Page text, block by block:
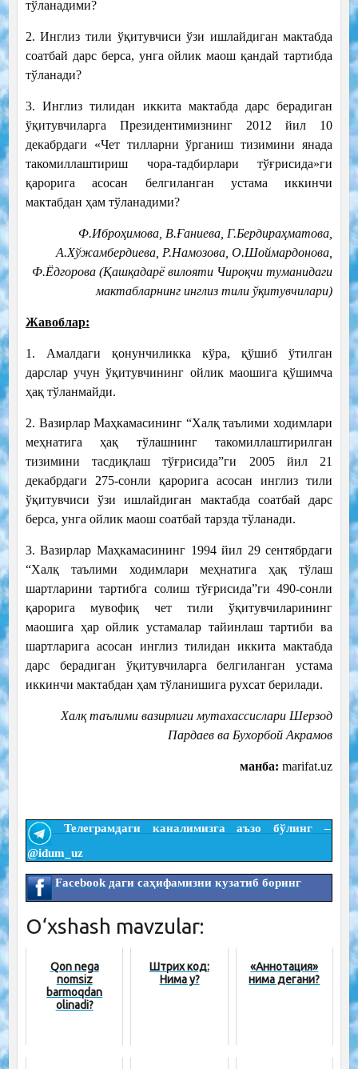
тўланадими?
2. Инглиз тили ўқитувчиси ўзи ишлайдиган мактабда
соатбай дарс берса, унга ойлик маош қандай тартибда
тўланади?
3. Инглиз тилидан иккита мактабда дарс берадиган
ўқитувчиларга Президентимизнинг 2012 йил 10
декабрдаги «Чет тилларни ўрганиш тизимини янада
такомиллаштириш чора-тадбирлари тўғрисида»ги
қарорига асосан белгиланган устама иккинчи
мактабдан ҳам тўланадими?
Ф.Иброҳимова, В.Ғаниева, Г.Бердираҳматова,
А.Хўжамбердиева, Р.Намозова, О.Шоймардонова,
Ф.Ёдгорова (Қашқадарё вилояти Чироқчи туманидаги
мактабларнинг инглиз тили ўқитувчилари)
Жавоблар:
1. Амалдаги қонунчиликка кўра, қўшиб ўтилган
дарслар учун ўқитувчининг ойлик маошига қўшимча
ҳақ тўланмайди.
2. Вазирлар Маҳкамасининг “Халқ таълими ходимлари
меҳнатига ҳақ тўлашнинг такомиллаштирилган
тизимини тасдиқлаш тўғрисида”ги 2005 йил 21
декабрдаги 275-сонли қарорига асосан инглиз тили
ўқитувчиси ўзи ишлайдиган мактабда соатбай дарс
берса, унга ойлик маош соатбай тарзда тўланади.
3. Вазирлар Маҳкамасининг 1994 йил 29 сентябрдаги
“Халқ таълими ходимлари меҳнатига ҳақ тўлаш
шартларини тартибга солиш тўғрисида”ги 490-сонли
қарорига мувофиқ чет тили ўқитувчиларининг
маошига ҳар ойлик устамалар тайинлаш тартиби ва
шартларига асосан инглиз тилидан иккита мактабда
дарс берадиган ўқитувчиларга белгиланган устама
иккинчи мактабдан ҳам тўланишига рухсат берилади.
Халқ таълими вазирлиги мутахассислари Шерзод
Пардаев ва Бухорбой Акрамов
манба: marifat.uz
Телеграмдаги каналимизга аъзо бўлинг –
@idum_uz
Facebook даги саҳифамизни кузатиб боринг
O‘xshash mavzular:
Qon nega
nomsiz
barmoqdan
olinadi?
Штрих код:
Нима у?
«Аннотация»
нима дегани?